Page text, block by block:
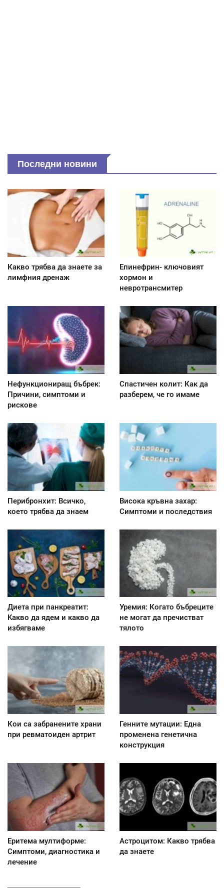
Последни новини
Какво трябва да знаете за
лимфния дренаж
Епинефрин- ключовият
хормон и
невротрансмитер
Нефункциониращ бъбрек:
Причини, симптоми и
рискове
Спастичен колит: Как да
разберем, че го имаме
Перибронхит: Всичко,
което трябва да знаем
Висока кръвна захар:
Симптоми и последствия
Диета при панкреатит:
Kакво да ядем и какво да
избягваме
Уремия: Когато бъбреците
не могат да пречистват
тялото
Кои са забранените храни
при ревматоиден артрит
Генните мутации: Една
променена генетична
конструкция
Еритема мултиформе:
Симптоми, диагностика и
лечение
Астроцитом: Какво трябва
да знаете